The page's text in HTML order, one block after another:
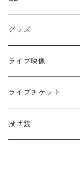
ミニアルバム
宅レコCD
フルアルバム
コラボCD
グッズ
Tシャツ
半袖
ロンT
絵本
キーホルダー
ライブ映像
DVD
データ
ライブチケット
投げ銭